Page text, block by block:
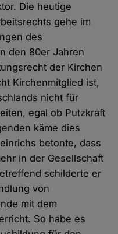
Die heutige
gehe im
des
den 80er Jahren
der Kirchen
Kirchenmitglied ist,
nicht für
egal ob Putzkraft
käme dies
betonte, dass
in der Gesellschaft
schilderte er
von
mit dem
So habe es